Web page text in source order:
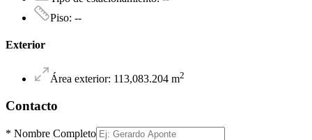
Piso: --
Exterior
Área exterior: 113,083.204 m2
Contacto
* Nombre Completo